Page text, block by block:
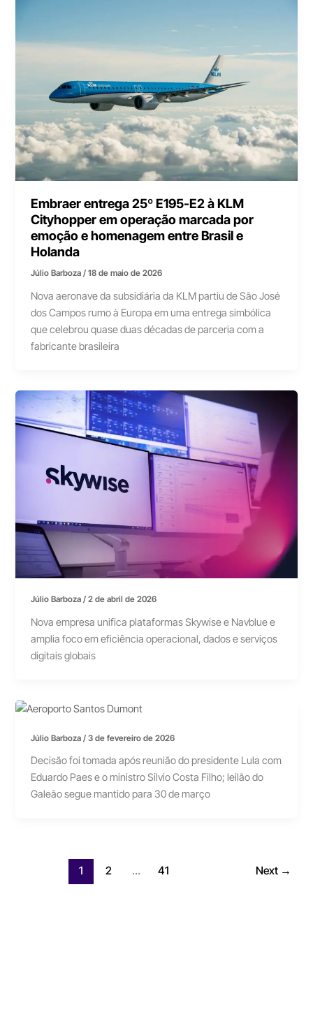
Embraer entrega 25º E195-E2 à KLM
Cityhopper em operação marcada por
emoção e homenagem entre Brasil e
Holanda
Júlio Barboza/18 de maio de 2026
Nova aeronave da subsidiária da KLM partiu de São José
dos Campos rumo à Europa em uma entrega simbólica
que celebrou quase duas décadas de parceria com a
fabricante brasileira
Júlio Barboza/2 de abril de 2026
Nova empresa unifica plataformas Skywise e Navblue e
amplia foco em eficiência operacional, dados e serviços
digitais globais
Júlio Barboza/3 de fevereiro de 2026
Decisão foi tomada após reunião do presidente Lula com
Eduardo Paes e o ministro Silvio Costa Filho; leilão do
Galeão segue mantido para 30 de março
1 2 … 41 Next →